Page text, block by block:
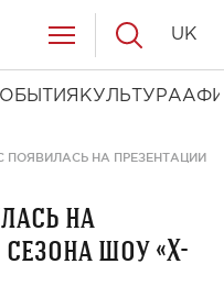
КУЛЬТУРА
UK
ПОЯВИЛАСЬ НА ПРЕЗЕНТАЦИИ
на
шоу «Х-